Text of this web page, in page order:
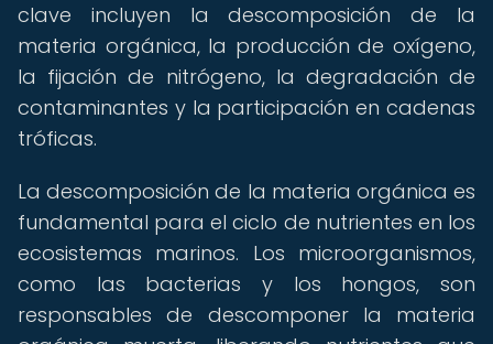
clave incluyen la descomposición de la
materia orgánica, la producción de oxígeno,
la fijación de nitrógeno, la degradación de
contaminantes y la participación en cadenas
tróficas.
La descomposición de la materia orgánica es
fundamental para el ciclo de nutrientes en los
ecosistemas marinos. Los microorganismos,
como las bacterias y los hongos, son
responsables de descomponer la materia